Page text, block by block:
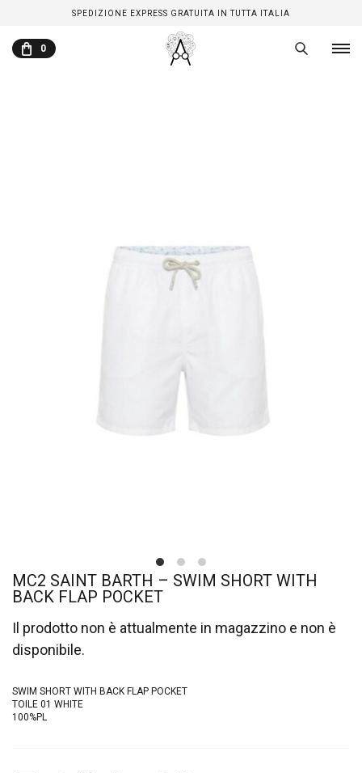
SPEDIZIONE EXPRESS GRATUITA IN TUTTA ITALIA
0
MC2 SAINT BARTH – SWIM SHORT WITH
BACK FLAP POCKET
Il prodotto non è attualmente in magazzino e non è
disponibile.
SWIM SHORT WITH BACK FLAP POCKET
TOILE 01 WHITE
100%PL